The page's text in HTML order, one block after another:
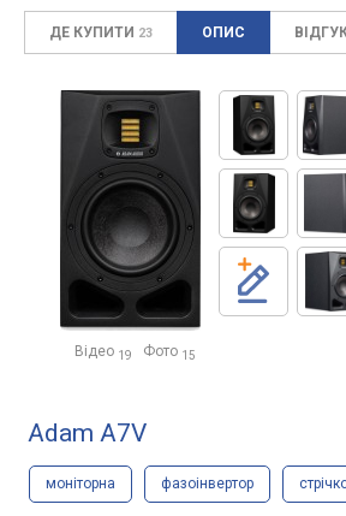
ДЕ КУПИТИ 23 ОПИС
Відео 19 Фото 15
Adam A7V
моніторна фазоінвертор